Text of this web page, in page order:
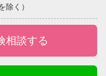
除く）
相談する